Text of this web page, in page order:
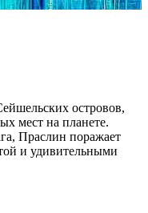
островов,
мест на планете.
Праслин поражает
и удивительными